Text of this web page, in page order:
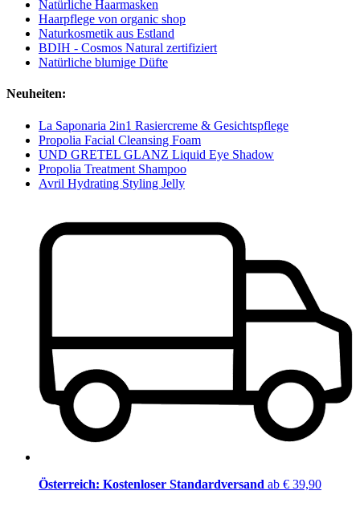
Natürliche Haarmasken
Haarpflege von organic shop
Naturkosmetik aus Estland
BDIH - Cosmos Natural zertifiziert
Natürliche blumige Düfte
Neuheiten:
La Saponaria 2in1 Rasiercreme & Gesichtspflege
Propolia Facial Cleansing Foam
UND GRETEL GLANZ Liquid Eye Shadow
Propolia Treatment Shampoo
Avril Hydrating Styling Jelly
Österreich: Kostenloser Standardversand ab € 39,90